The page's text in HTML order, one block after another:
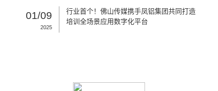
01/09
2025
行业首个！佛山传媒携手凤铝集团共同打造
培训全场景应用数字化平台